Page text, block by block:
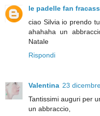
le padelle fan
ciao Silvia io prendo
ahahaha un
Natale
Rispondi
Valentina 23
Tantissimi auguri per
un abbraccio,